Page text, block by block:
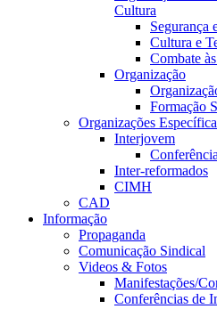
Cultura
Segurança
Cultura e
Combate
Organização
Formação
Organizações
Interjovem
Inter-reformados
CIMH
CAD
Informação
Propaganda
Comunicação Sindical
Videos & Fotos
Manifestações/
Conferências de